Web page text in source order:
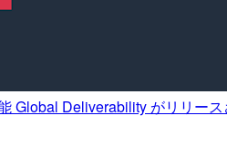
Global Deliverability がリリー